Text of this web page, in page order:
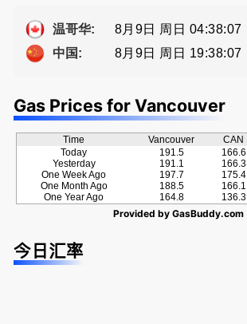
恳的朋友
服务
案！
温哥华:
8月9日 周日 04:38:08
中国:
8月9日 周日 19:38:08
Gas Prices for Vancouver
Time Vancouver CAN
Today
Yesterday
One Week Ago
One Month Ago
One Year Ago
191.5
191.1
197.7
188.5
164.8
166.6
166.3
175.4
166.1
136.3
Provided by GasBuddy.com
今日汇率